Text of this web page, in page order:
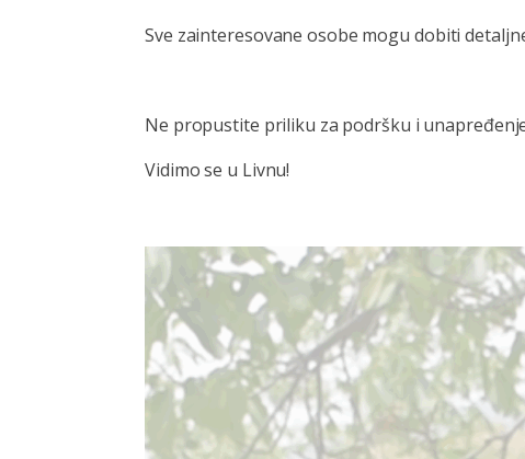
Sve zainteresovane osobe mogu dobiti
Ne propustite priliku za podršku i
Vidimo se u Livnu!